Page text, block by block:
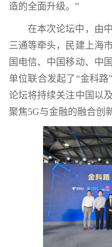
造的全面升级。”
在本次论坛中，由
三通等牵头，民建上海
国电信、中国移动、中
单位联合发起了“金科
论坛将持续关注中国以
聚焦5G与金融的融合创